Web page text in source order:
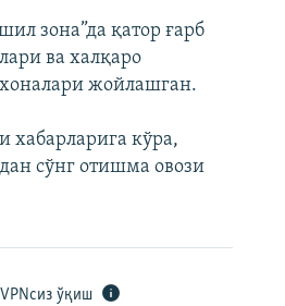
зона”да қатор ғарб
ва халқаро
жойлашган.
хабарларига кўра,
сўнг отишма овози
VPNсиз ўқиш